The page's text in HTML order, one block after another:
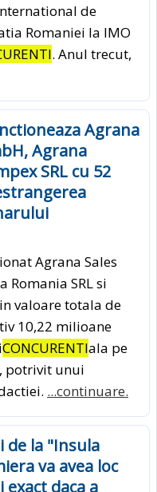
de
Romaniei la IMO
. Anul trecut,
Agrana
Agrana
SRL cu 52
Agrana Sales
Romania SRL si
valoare totala de
10,22 milioane
CONCURENTIala pe
potrivit unui
...continuare.
i de la "Insula
va avea loc
daca a